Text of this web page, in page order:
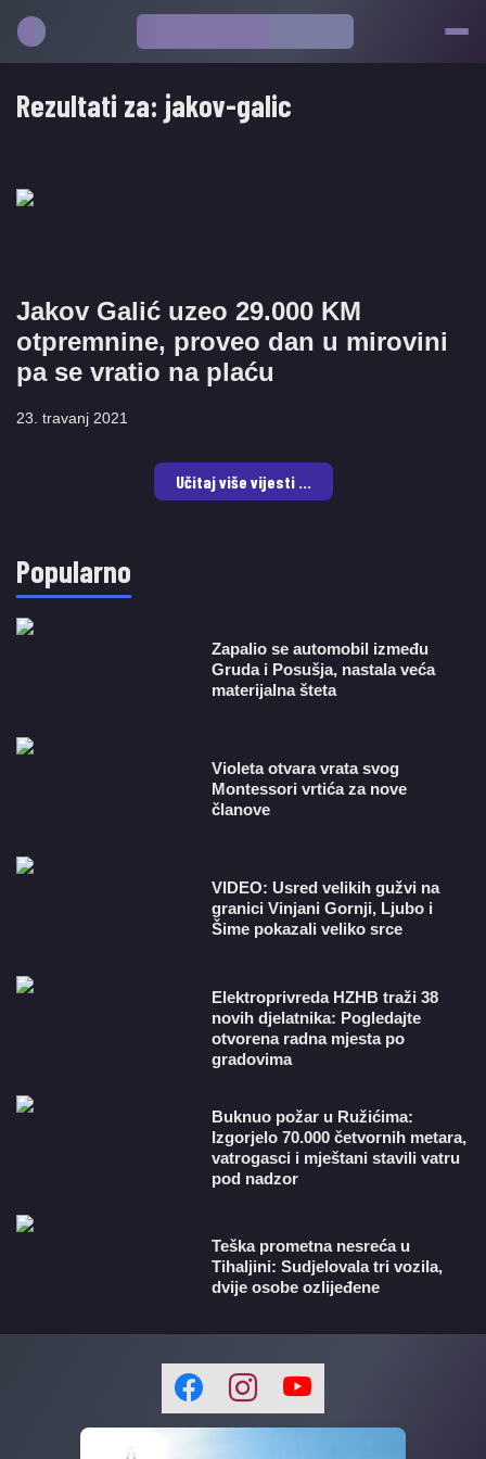
Rezultati za: jakov-galic
Jakov Galić uzeo 29.000 KM
otpremnine, proveo dan u mirovini
pa se vratio na plaću
23. travanj 2021
Učitaj više vijesti ...
Popularno
Zapalio se automobil između
Gruda i Posušja, nastala veća
materijalna šteta
Violeta otvara vrata svog
Montessori vrtića za nove
članove
VIDEO: Usred velikih gužvi na
granici Vinjani Gornji, Ljubo i
Šime pokazali veliko srce
​Elektroprivreda HZHB traži 38
novih djelatnika: Pogledajte
otvorena radna mjesta po
gradovima
Buknuo požar u Ružićima:
Izgorjelo 70.000 četvornih metara,
vatrogasci i mještani stavili vatru
pod nadzor
Teška prometna nesreća u
Tihaljini: Sudjelovala tri vozila,
dvije osobe ozlijeđene